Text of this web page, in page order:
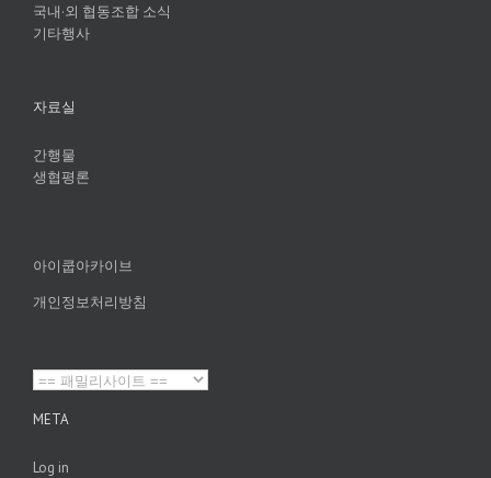
국내·외 협동조합 소식
기타행사
자료실
간행물
생협평론
아이쿱아카이브
개인정보처리방침
META
Log in